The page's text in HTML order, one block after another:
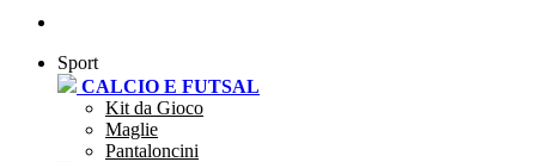
Sport
CALCIO E FUTSAL
Kit da Gioco
Maglie
Pantaloncini